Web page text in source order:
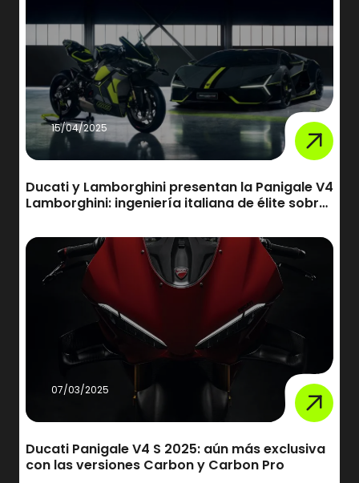
15/04/2025
Ducati y Lamborghini presentan la Panigale V4
Lamborghini: ingeniería italiana de élite sobre
07/03/2025
Ducati Panigale V4 S 2025: aún más exclusiva
con las versiones Carbon y Carbon Pro